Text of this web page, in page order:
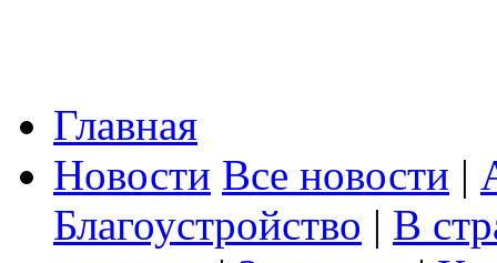
Главная
Новости Все новости |
Благоустройство | В